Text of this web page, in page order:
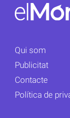
Qui som
Publicitat
Contacte
Política de